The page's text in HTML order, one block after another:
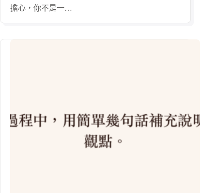
擔心，你不是一…